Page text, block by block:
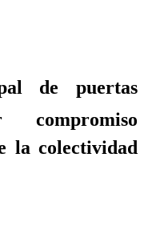
de puertas
la colectividad